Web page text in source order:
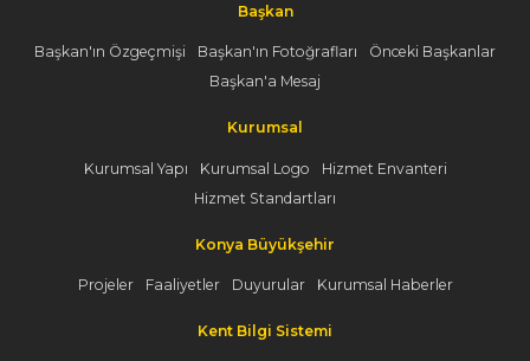
Başkan
Başkan'ın Özgeçmişi Başkan'ın Fotoğrafları
Önceki Başkanlar
Başkan'a Mesaj
Kurumsal
Kurumsal Yapı Kurumsal Logo
Hizmet Envanteri
Hizmet Standartları
Konya Büyükşehir
Projeler Faaliyetler Duyurular Kurumsal Haberler
Kent Bilgi Sistemi